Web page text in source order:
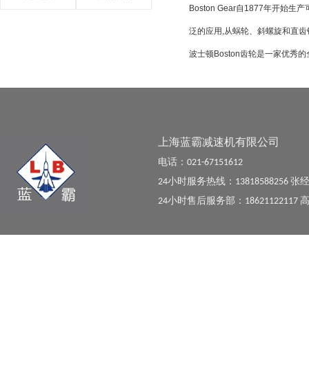
Boston Gear自1877年开始生
泛的应用,从蜗轮、斜螺旋和直
波士顿Boston齿轮是一家优秀
上海蓝霸减速机有限公司
电话：021-67151612
24小时服务热线：13818588256 张
24小时售后服务部：18621122117